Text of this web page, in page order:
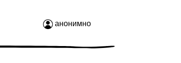
анонимно